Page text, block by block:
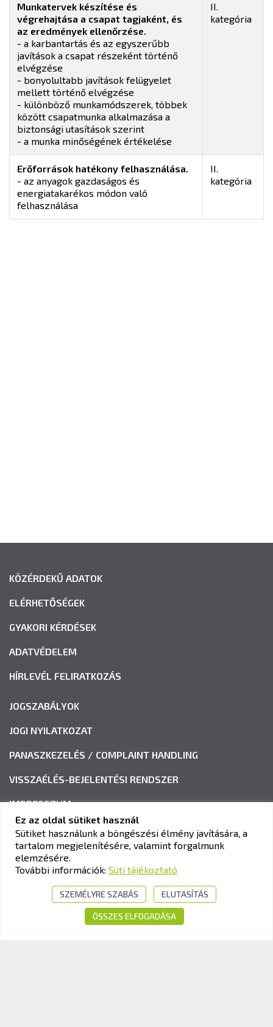
Munkatervek készítése és
végrehajtása a csapat tagjaként, és
az eredmények ellenőrzése.
- a karbantartás és az egyszerűbb
javítások a csapat részeként történő
elvégzése
- bonyolultabb javítások felügyelet
mellett történő elvégzése
- különböző munkamódszerek, többek
között csapatmunka alkalmazása a
biztonsági utasítások szerint
- a munka minőségének értékelése
II.
kategória
Erőforrások hatékony felhasználása.
- az anyagok gazdaságos és
energiatakarékos módon való
felhasználása
II.
kategória
KÖZÉRDEKŰ ADATOK
ELÉRHETŐSÉGEK
GYAKORI KÉRDÉSEK
ADATVÉDELEM
HÍRLEVÉL FELIRATKOZÁS
JOGSZABÁLYOK
JOGI NYILATKOZAT
PANASZKEZELÉS / COMPLAINT HANDLING
VISSZAÉLÉS-BEJELENTÉSI RENDSZER
IMPRESSZUM
KAV KÖZLEKEDÉSI ALKALMASSÁGI ÉS VIZSGAKÖZPONT
Cím:1033 Budapest, Polgár utca 8-10.
+36-1-510-0101
info@kavk.hu
Ez az oldal sütiket használ
Sütiket használunk a böngészési élmény javítására, a
tartalom megjelenítésére, valamint forgalmunk
elemzésére.
További információk: Süti tájékoztató
SZEMÉLYRE SZABÁS ELUTASÍTÁS
ÖSSZES ELFOGADÁSA